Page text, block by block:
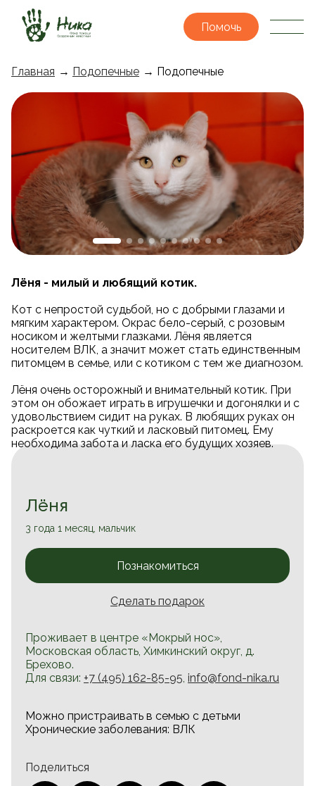
Помочь
Главная → Подопечные → Подопечные
Лёня - милый и любящий котик.
Кот с непростой судьбой, но с добрыми глазами и
мягким характером. Окрас бело-серый, с розовым
носиком и желтыми глазками. Лёня является
носителем ВЛК, а значит может стать единственным
питомцем в семье, или с котиком с тем же диагнозом.
Лёня очень осторожный и внимательный котик. При
этом он обожает играть в игрушечки и догонялки и с
удовольствием сидит на руках. В любящих руках он
раскроется как чуткий и ласковый питомец. Ему
необходима забота и ласка его будущих хозяев.
Лёня
3 года 1 месяц, мальчик
Познакомиться
Сделать подарок
Проживает в центре «Мокрый нос»,
Московская область, Химкинский округ, д.
Брехово.
Для связи: +7 (495) 162-85-95, info@fond-nika.ru
Можно пристраивать в семью с детьми
Хронические заболевания: ВЛК
Поделиться